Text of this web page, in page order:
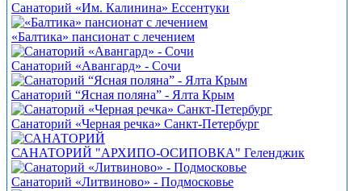
Санаторий «Им. Калинина» Ессентуки
«Балтика» пансионат с лечением
Санаторий «Авангард» - Сочи
Санаторий “Ясная поляна” - Ялта Крым
Санаторий «Черная речка» Санкт-Петербург
САНАТОРИЙ "АРХИПО-ОСИПОВКА" Геленджик
Санаторий «Литвиново» - Подмосковье